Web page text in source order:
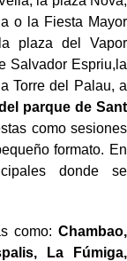
o la Fiesta Mayor
plaza del Vapor
Salvador Espriu,la
Torre del Palau, a
parque de Sant
como sesiones
formato. En
donde se
como: Chambao,
La Fúmiga,